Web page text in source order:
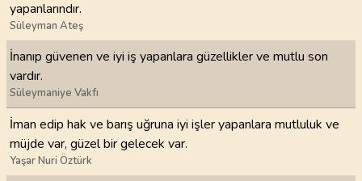
yapanlarındır.
Süleyman Ateş
İnanıp güvenen ve iyi iş yapanlara güzellikler ve mutlu son
vardır.
Süleymaniye Vakfı
İman edip hak ve barış uğruna iyi işler yapanlara mutluluk ve
müjde var, güzel bir gelecek var.
Yaşar Nuri Öztürk